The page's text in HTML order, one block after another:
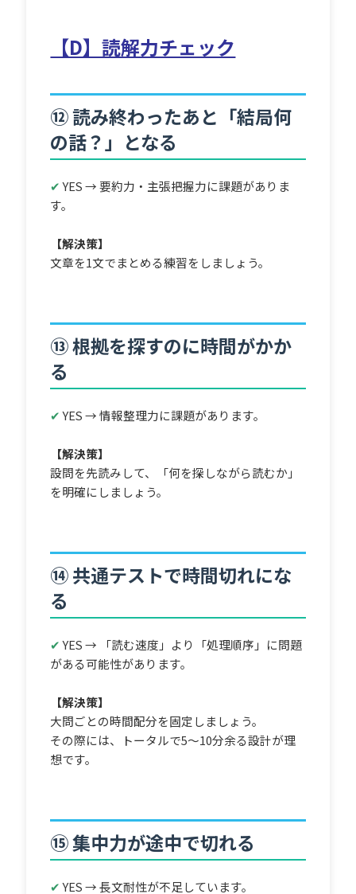
【D】読解力チェック
⑫ 読み終わったあと「結局何
の話？」となる
✔ YES → 要約力・主張把握力に課題がありま
す。
【解決策】
文章を1文でまとめる練習をしましょう。
⑬ 根拠を探すのに時間がかか
る
✔ YES → 情報整理力に課題があります。
【解決策】
設問を先読みして、「何を探しながら読むか」
を明確にしましょう。
⑭ 共通テストで時間切れにな
る
✔ YES → 「読む速度」より「処理順序」に問題
がある可能性があります。
【解決策】
大問ごとの時間配分を固定しましょう。
その際には、トータルで5〜10分余る設計が理
想です。
⑮ 集中力が途中で切れる
✔ YES → 長文耐性が不足しています。